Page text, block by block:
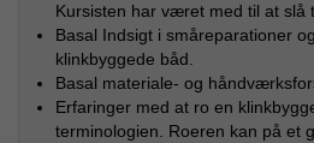
Kursisten har været med til at slå
Basal Indsigt i småreparationer
klinkbyggede båd.
Basal materiale- og
Erfaringer med at ro en
terminologien. Roeren kan på et